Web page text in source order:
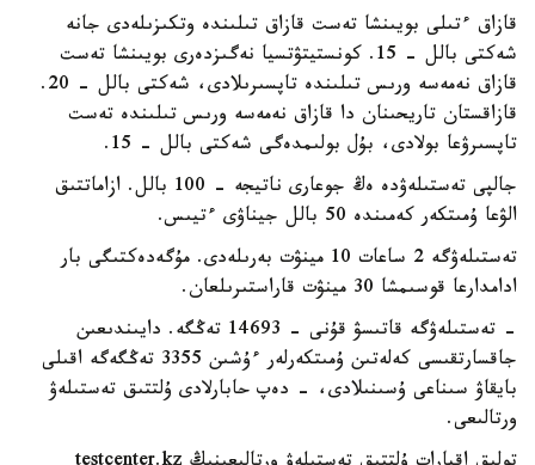
قازاق ءتىلى بويىنشا تەست قازاق تىلىندە وتكىزىلەدى جانە
شەكتى بالل - 15. كونستيتۋتسيا نەگىزدەرى بويىنشا تەست
قازاق نەمەسە ورىس تىلىندە تاپسىرىلادى، شەكتى بالل - 20.
قازاقستان تاريحىنان دا قازاق نەمەسە ورىس تىلىندە تەست
تاپسىرۋعا بولادى، بۇل بولىمدەگى شەكتى بالل - 15.
جالپى تەستىلەۋدە ەڭ جوعارى ناتيجە - 100 بالل. ازاماتتىق
الۋعا ۇمىتكەر كەمىندە 50 بالل جيناۋى ءتيىس.
تەستىلەۋگە 2 ساعات 10 مينۋت بەرىلەدى. مۇگەدەكتىگى بار
ادامدارعا قوسىمشا 30 مينۋت قاراستىرىلعان.
- تەستىلەۋگە قاتىسۋ قۇنى - 14693 تەڭگە. دايىندىعىن
جاقسارتقىسى كەلەتىن ۇمىتكەرلەر ءۇشىن 3355 تەڭگەگە اقىلى
بايقاۋ سىناعى ۇسىنىلادى، - دەپ حابارلادى ۇلتتىق تەستىلەۋ
ورتالىعى.